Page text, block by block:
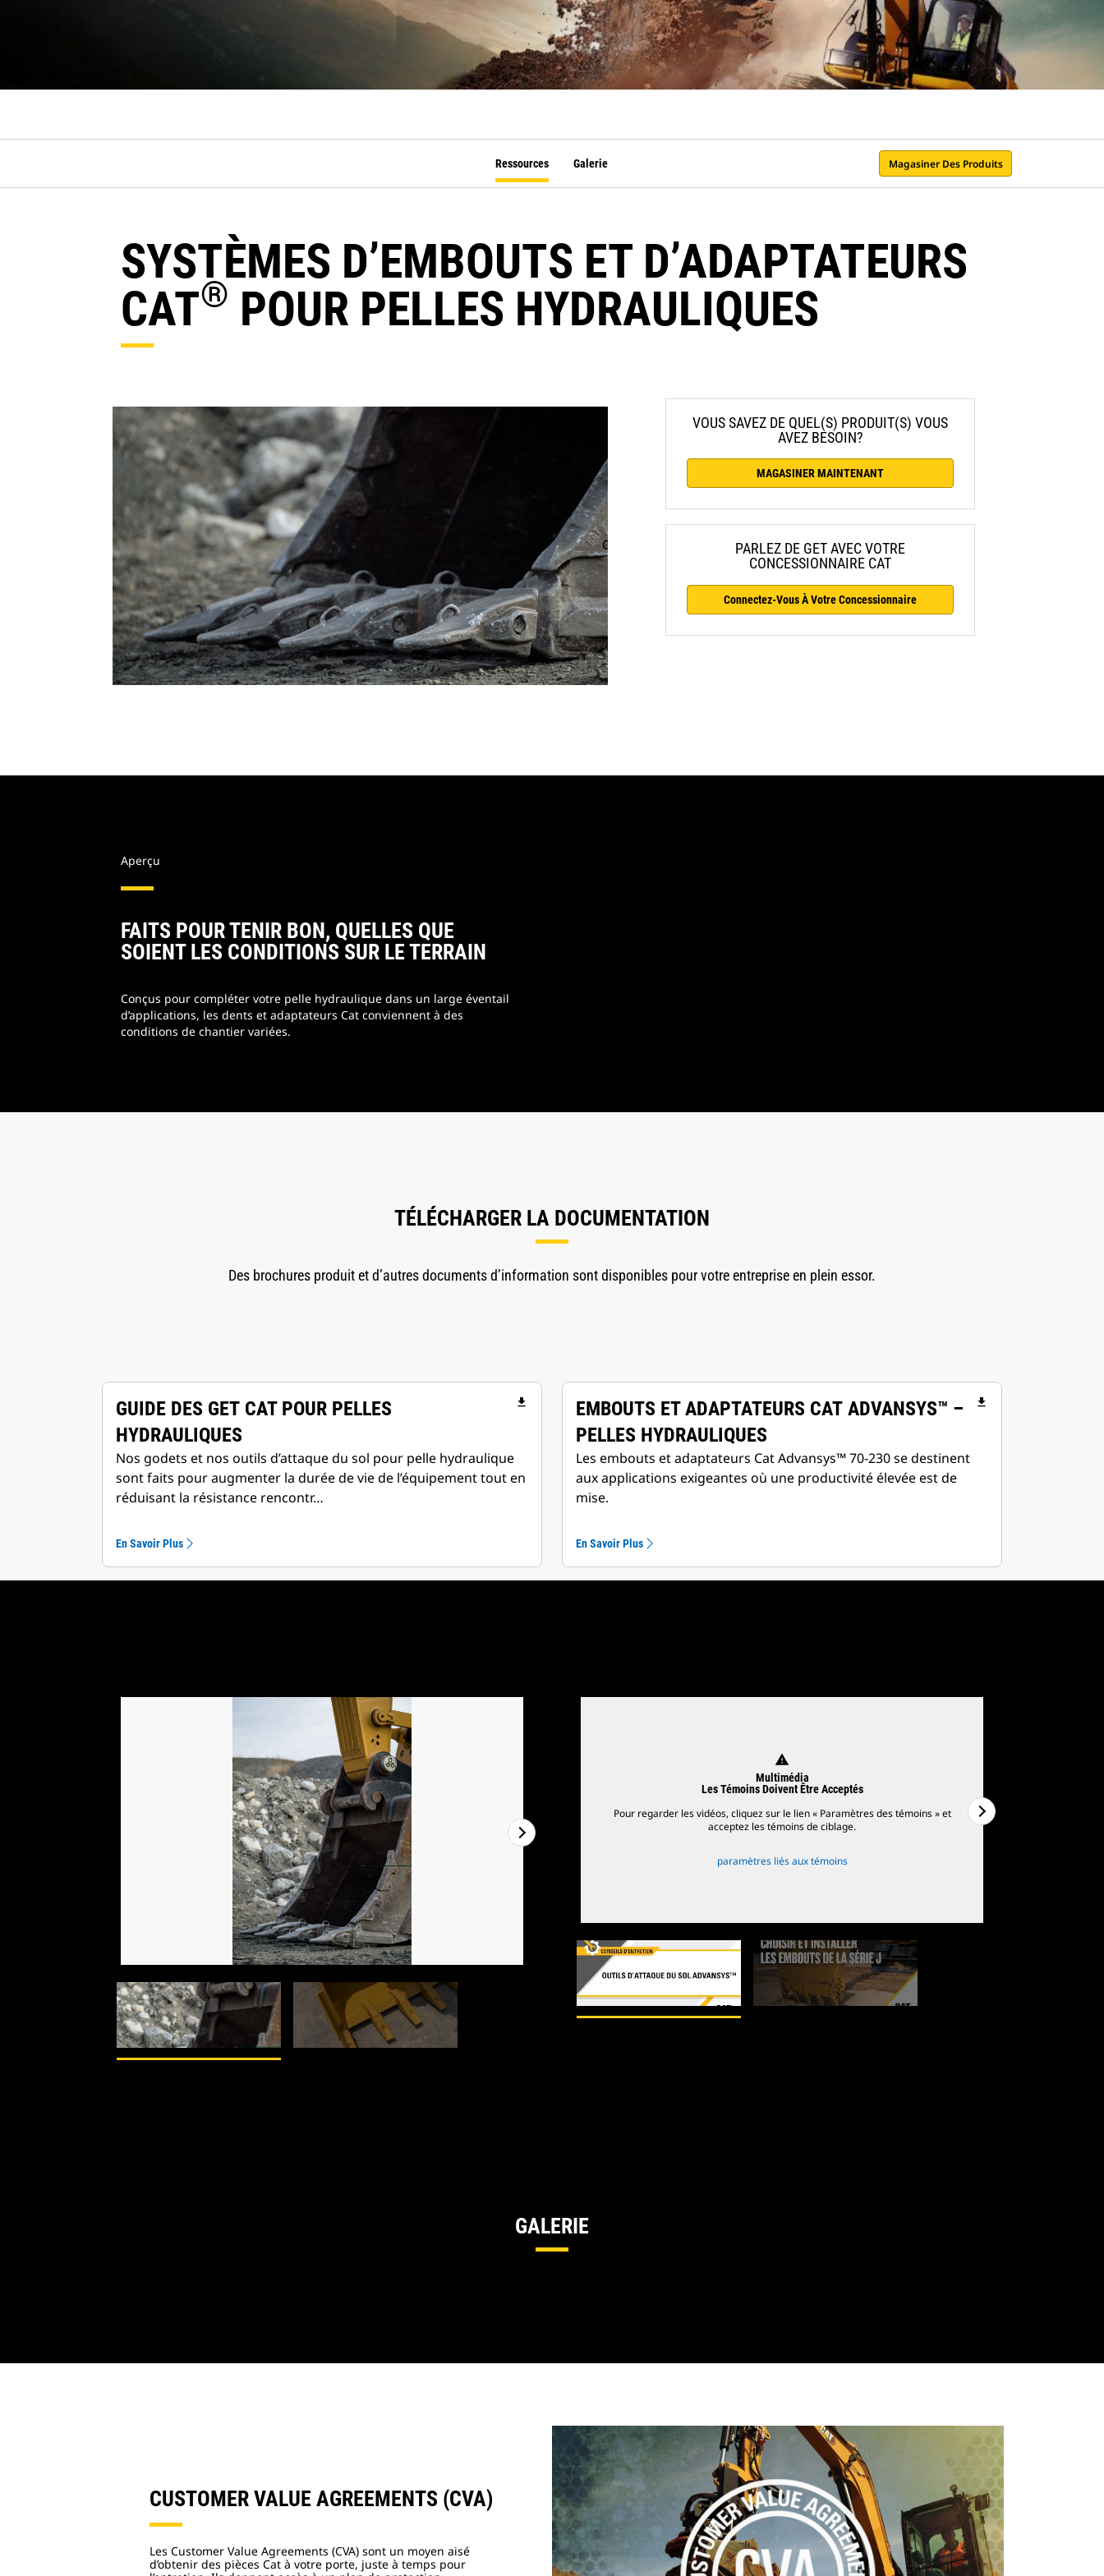
Ressources Galerie Magasiner Des Produits
SYSTÈMES D’EMBOUTS ET D’ADAPTATEURS
CAT® POUR PELLES HYDRAULIQUES
VOUS SAVEZ DE QUEL(S) PRODUIT(S) VOUS
AVEZ BESOIN?
MAGASINER MAINTENANT
PARLEZ DE GET AVEC VOTRE
CONCESSIONNAIRE CAT
Connectez-Vous À Votre Concessionnaire
Aperçu
FAITS POUR TENIR BON, QUELLES QUE
SOIENT LES CONDITIONS SUR LE TERRAIN
Conçus pour compléter votre pelle hydraulique dans un large éventail
d’applications, les dents et adaptateurs Cat conviennent à des
conditions de chantier variées.
TÉLÉCHARGER LA DOCUMENTATION
Des brochures produit et d’autres documents d’information sont disponibles pour votre entreprise en plein essor.
GUIDE DES GET CAT POUR PELLES
HYDRAULIQUES
file_download
Nos godets et nos outils d’attaque du sol pour pelle hydraulique
sont faits pour augmenter la durée de vie de l’équipement tout en
réduisant la résistance rencontr…
En Savoir Plus
EMBOUTS ET ADAPTATEURS CAT ADVANSYS™ –
PELLES HYDRAULIQUES
file_download
Les embouts et adaptateurs Cat Advansys™ 70-230 se destinent
aux applications exigeantes où une productivité élevée est de
mise.
En Savoir Plus
warning
Multimédia
Les Témoins Doivent Être Acceptés
Pour regarder les vidéos, cliquez sur le lien « Paramètres des témoins » et
acceptez les témoins de ciblage.
paramètres liés aux témoins
GALERIE
CUSTOMER VALUE AGREEMENTS (CVA)
Les Customer Value Agreements (CVA) sont un moyen aisé
d’obtenir des pièces Cat à votre porte, juste à temps pour